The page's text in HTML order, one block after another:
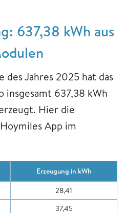
637,38 kWh aus
des Jahres 2025 hat das
insgesamt 637,38 kWh
Hier die
App im
Erzeugung in kWh
28,41
37,45